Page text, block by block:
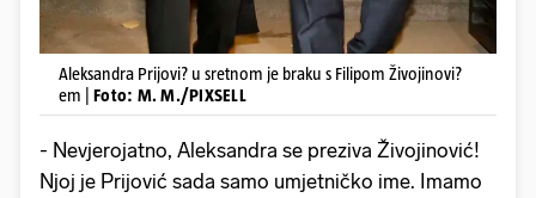
Aleksandra Prijovi? u sretnom je braku s Filipom Živojinovi?
em | Foto: M. M./PIXSELL
- Nevjerojatno, Aleksandra se preziva Živojinović!
Njoj je Prijović sada samo umjetničko ime. Imamo